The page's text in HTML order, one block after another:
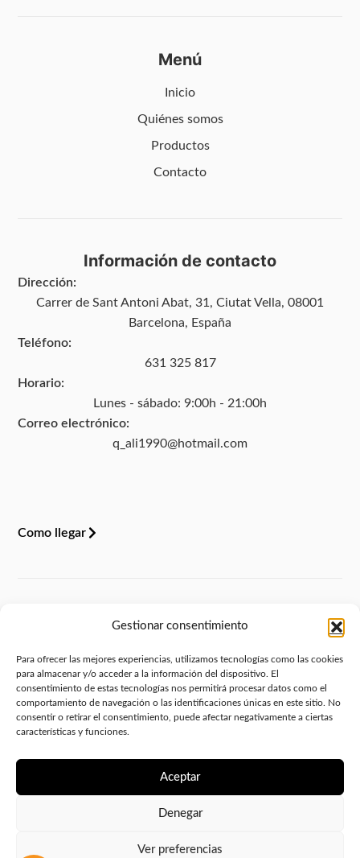
Gestionar consentimiento
Para ofrecer las mejores experiencias, utilizamos tecnologías como las cookies
para almacenar y/o acceder a la información del dispositivo. El
consentimiento de estas tecnologías nos permitirá procesar datos como el
comportamiento de navegación o las identificaciones únicas en este sitio. No
consentir o retirar el consentimiento, puede afectar negativamente a ciertas
características y funciones.
Aceptar
Denegar
Ver preferencias
Menú
Inicio
Quiénes somos
Productos
Contacto
Información de contacto
Dirección:
Carrer de Sant Antoni Abat, 31, Ciutat Vella, 08001
Barcelona, España
Teléfono:
631 325 817
Horario:
Lunes - sábado: 9:00h - 21:00h
Correo electrónico:
q_ali1990@hotmail.com
Como llegar
Política de privacidad
Política de cookies (UE)
Política de envíos y devoluciones